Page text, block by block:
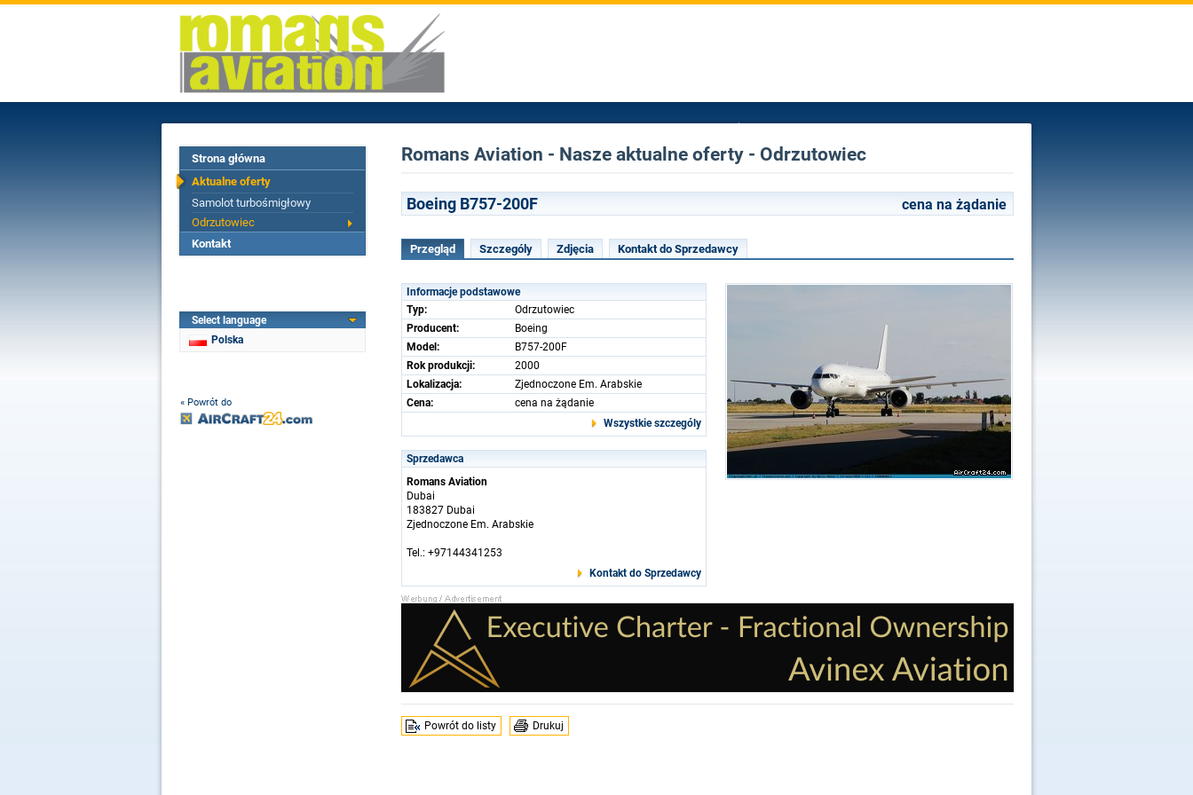
Strona główna
Aktualne oferty
Samolot turbośmigłowy
Odrzutowiec
Kontakt
Select language
Polska
« Powrót do
Romans Aviation - Nasze aktualne oferty - Odrzutowiec
Boeing B757-200F cena na żądanie
Przegląd Szczególy Zdjęcia Kontakt do Sprzedawcy
Informacje podstawowe
Typ:
Odrzutowiec
Producent:
Boeing
Model:
B757-200F
Rok produkcji:
2000
Lokalizacja:
Zjednoczone Em. Arabskie
Cena:
cena na żądanie
Wszystkie szczególy
Sprzedawca
Romans Aviation
Dubai
183827 Dubai
Zjednoczone Em. Arabskie
Tel.: +97144341253
Kontakt do Sprzedawcy
Powrót do listy Drukuj